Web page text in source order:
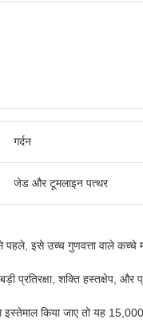
गर्दन
जेड और टूमलाइन पत्थर
इसे उच्च गुणवत्ता वाले कच्चे
प्रतिरक्षा, शक्ति हस्तक्षेप,
किया जाए तो यह